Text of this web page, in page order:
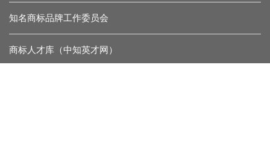
知名商标品牌工作委员会
商标人才库（中知英才网）